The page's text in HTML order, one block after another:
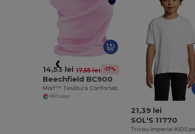
14,53 lei 17,55 lei -17%
Beechfield BC900
+10 Culori
21,39 lei
SOL'S 11770